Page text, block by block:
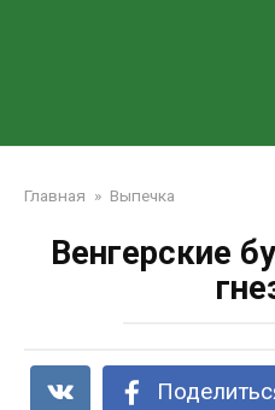
Главная » Выпечка
Венгерские